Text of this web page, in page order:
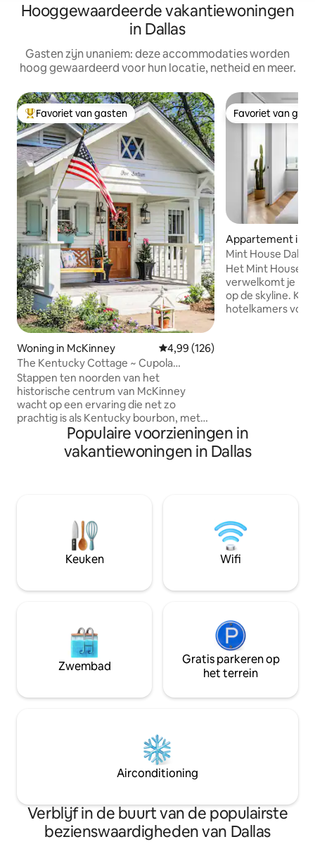
Hooggewaardeerde vakantiewoningen
in Dallas
Gasten zijn unaniem: deze accommodaties worden
hoog gewaardeerd voor hun locatie, netheid en meer.
Topfavoriet van gasten
Favoriet van gasten
Woning in McKinney Gemiddelde beoordeling van
4,99 (126)
The Kentucky Cottage ~ Cupola
Lane~McK Square
Stappen ten noorden van het
historische centrum van McKinney
wacht op een ervaring die net zo
prachtig is als Kentucky bourbon, met
zuidelijke gastvrijheid en de warmte van
de jaren die voorbij zijn. De
Anthropologie-sfeer, bekleed met
evenementenwaardige achtertuin
verwelkomt je om te zitten en te
genieten aan de open en sluiting van
elke dag, terwijl onze veelzijdige
om huisgemaakte maaltijden en diner te
Favoriet van
Favoriet van
Appartement in
n, Dallas
Mint House Dallas
slaapkamers
Het Mint House
verwelkomt je
op de skyline.
hotelkamers
terrein die op
beschikbaar is.
receptie 24/7
Populaire voorzieningen in
vakantiewoningen in Dallas
Keuken Wifi
Zwembad
Gratis parkeren op
het terrein
Airconditioning
Verblijf in de buurt van de populairste
bezienswaardigheden van Dallas